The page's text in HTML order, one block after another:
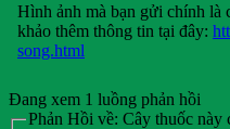
Hình ảnh mà bạn gửi chính là
khảo thêm thông tin tại đây:
song.html
Đang xem 1 luồng phản hồi
Phản Hồi về: Cây thuốc này